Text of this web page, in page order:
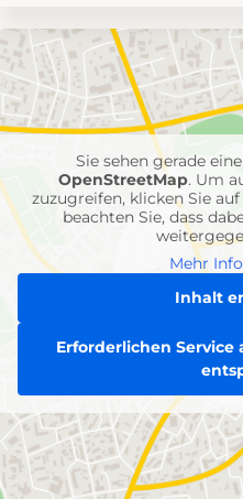
mit
Feuerwehr-
Einheiten
Sie sehen gerade
OpenStreetMap. Um
zuzugreifen, klicken Sie
beachten Sie, dass
Mehr
Inhalt
Erforderlichen